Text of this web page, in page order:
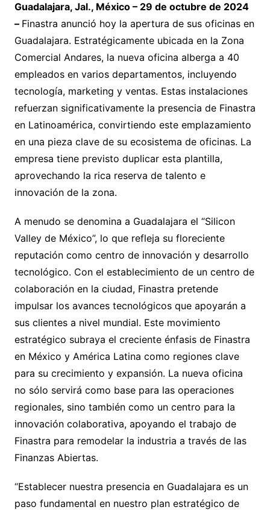
Guadalajara, Jal., México – 29 de octubre de 2024
– Finastra anunció hoy la apertura de sus oficinas en
Guadalajara. Estratégicamente ubicada en la Zona
Comercial Andares, la nueva oficina alberga a 40
empleados en varios departamentos, incluyendo
tecnología, marketing y ventas. Estas instalaciones
refuerzan significativamente la presencia de Finastra
en Latinoamérica, convirtiendo este emplazamiento
en una pieza clave de su ecosistema de oficinas. La
empresa tiene previsto duplicar esta plantilla,
aprovechando la rica reserva de talento e
innovación de la zona.
A menudo se denomina a Guadalajara el “Silicon
Valley de México”, lo que refleja su floreciente
reputación como centro de innovación y desarrollo
tecnológico. Con el establecimiento de un centro de
colaboración en la ciudad, Finastra pretende
impulsar los avances tecnológicos que apoyarán a
sus clientes a nivel mundial. Este movimiento
estratégico subraya el creciente énfasis de Finastra
en México y América Latina como regiones clave
para su crecimiento y expansión. La nueva oficina
no sólo servirá como base para las operaciones
regionales, sino también como un centro para la
innovación colaborativa, apoyando el trabajo de
Finastra para remodelar la industria a través de las
Finanzas Abiertas.
“Establecer nuestra presencia en Guadalajara es un
paso fundamental en nuestro plan estratégico de